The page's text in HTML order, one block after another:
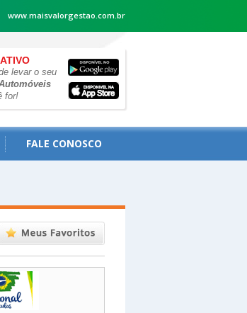
www.maisvalorgestao.com.br
levar o seu
for!
FALE CONOSCO